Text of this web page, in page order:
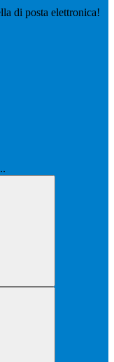
di posta elettronica!